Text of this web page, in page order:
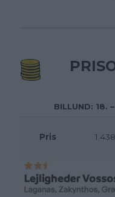
BILLUND: 18.
Pris